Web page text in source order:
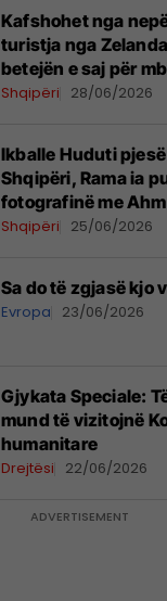
Kafshohet nga
turistja nga
betejën e saj për
Shqipëri 28/06/2026
Ikballe Huduti
Shqipëri, Rama ia
fotografinë me
Iranit
Shqipëri 25/06/2026
Sa do të zgjasë kjo
Evropa 23/06/2026
​Gjykata Speciale:
mund të vizitojnë
humanitare
Drejtësi 22/06/2026